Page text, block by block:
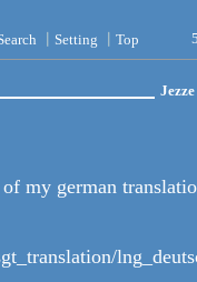
Setting Top
Jezze
my german